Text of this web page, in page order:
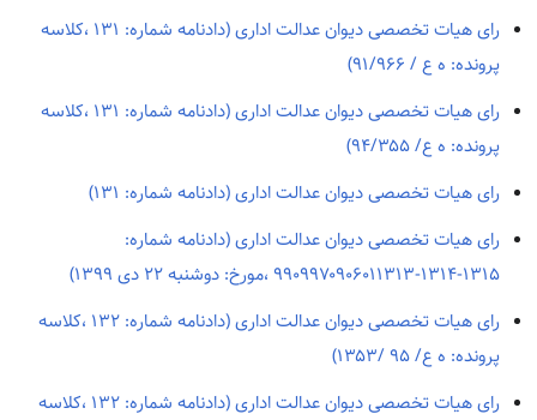
رای هیات تخصصی دیوان عدالت اداری (دادنامه شماره: ۱۳۱ ،کلاسه
پرونده: ه ع / ۹۱/۹۶۶)
رای هیات تخصصی دیوان عدالت اداری (دادنامه شماره: ۱۳۱ ،کلاسه
پرونده: ه ع/ ۹۴/۳۵۵)
رای هیات تخصصی دیوان عدالت اداری (دادنامه شماره: ۱۳۱)
رای هیات تخصصی دیوان عدالت اداری (دادنامه شماره:
۱۳۱۵-۱۳۱۴-۹۹۰۹۹۷۰۹۰۶۰۱۱۳۱۳ ،مورخ: دوشنبه ۲۲ دی ۱۳۹۹)
رای هیات تخصصی دیوان عدالت اداری (دادنامه شماره: ۱۳۲ ،کلاسه
پرونده: ه ع/ ۹۵ /۱۳۵۳)
رای هیات تخصصی دیوان عدالت اداری (دادنامه شماره: ۱۳۲ ،کلاسه